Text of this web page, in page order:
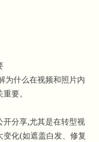
为什么在视频和照片内
要。
分享,尤其是在转型视
化(如遮盖白发、修复